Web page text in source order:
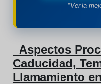
*Ver la
Aspectos
Caducidad,
Llamamiento